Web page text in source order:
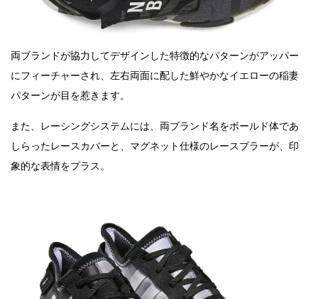
両ブランドが協力してデザインした特徴的なパターンがアッパー
にフィーチャーされ、左右両面に配した鮮やかなイエローの稲妻
パターンが目を惹きます。
また、レーシングシステムには、両ブランド名をボールド体であ
しらったレースカバーと、マグネット仕様のレースプラーが、印
象的な表情をプラス。